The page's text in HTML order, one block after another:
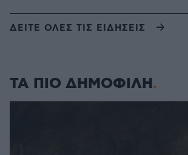
ΔΕΙΤΕ ΟΛΕΣ ΤΙΣ ΕΙΔΗΣΕΙΣ
ΤΑ ΠΙΟ ΔΗΜΟΦΙΛΗ